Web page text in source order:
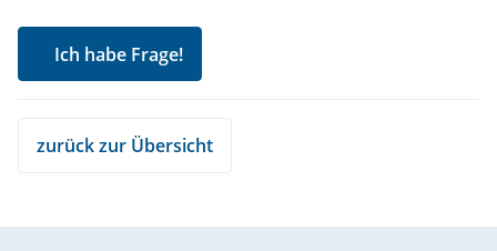
Ich habe Frage!
zurück zur Übersicht